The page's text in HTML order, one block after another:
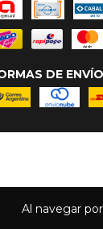
Al navegar
DE ENVÍO